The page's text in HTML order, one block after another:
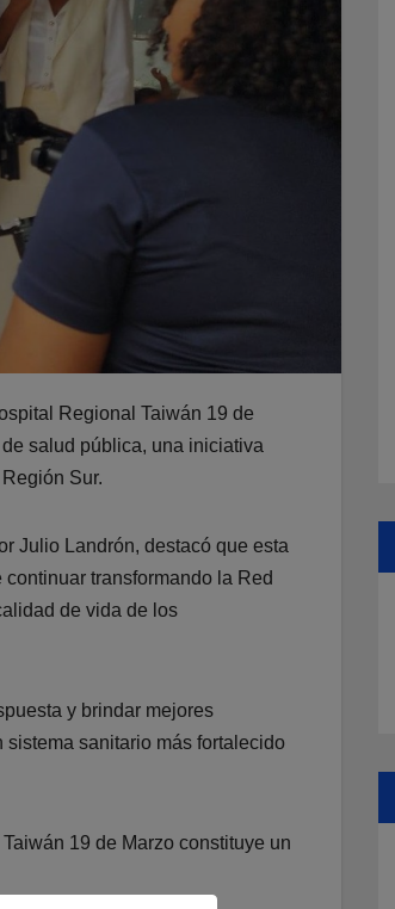
Regional Taiwán 19 de
salud pública, una iniciativa
Sur.
Julio Landrón, destacó que esta
transformando la Red
de vida de los
y brindar mejores
sanitario más fortalecido
19 de Marzo constituye un